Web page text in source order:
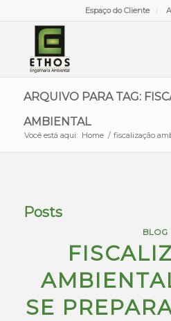
Espaço do Cliente
ARQUIVO PARA TAG:
AMBIENTAL
Você está aqui: Home / fiscalização
Posts
BLOG
SE